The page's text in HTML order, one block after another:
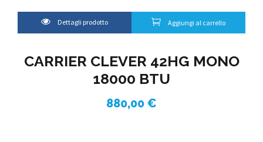
Dettagli prodotto Aggiungi al carrello
CARRIER CLEVER 42HG MONO
18000 BTU
880,00 €